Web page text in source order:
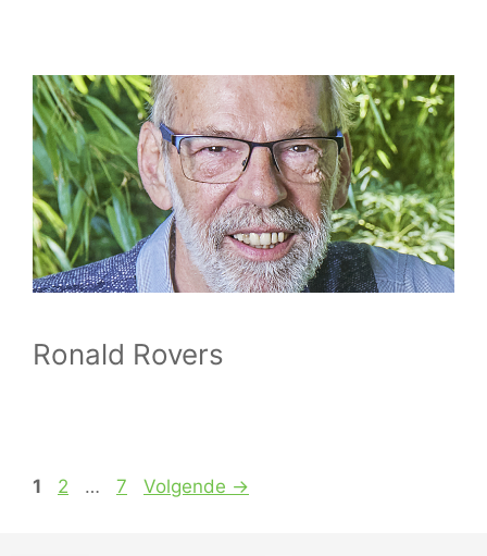
Ronald Rovers
Pagina
1 Pagina
2 … Pagina
7 Volgende →